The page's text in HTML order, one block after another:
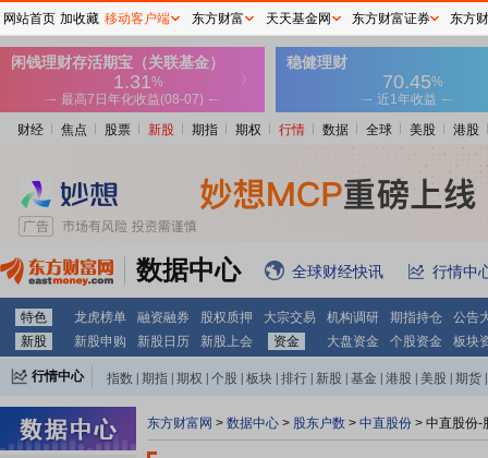
财经 焦点 股票 新股 期指 期权 行情 数据 全球 美股 港股
数据中心 全球财经快讯 行情中
特色 龙虎榜单 融资融券 股权质押 大宗交易 机构调研 期指持仓
公告
新股
新股申购 新股日历 新股上会 资金 大盘资金 个股资金 板块
行情中心 指数 期指 期权 个股 板块 排行 新股 基金 港股 美股 期货
东方财富网 > 数据中心 > 股东户数 > 中直股份 > 中直股份-
网站首页 加收藏 移动客户端 东方财富 天天基金网 东方财富证券 东方